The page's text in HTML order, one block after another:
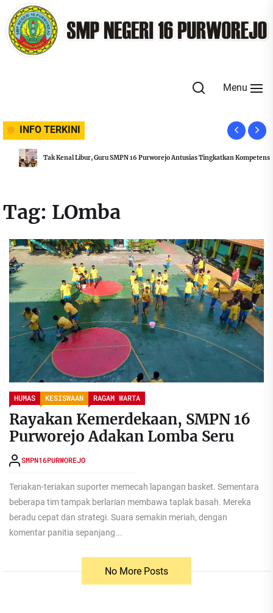
the
content
Menu
INFO TERKINI
Tak Kenal Libur, Guru SMPN 16 Purworejo Antusias Tingkatkan Kompetensi
Tag: LOmba
HUMAS KESISWAAN RAGAM WARTA
Rayakan Kemerdekaan, SMPN 16
Purworejo Adakan Lomba Seru
SMPN16PURWOREJO
Teriakan-teriakan suporter memecah lapangan basket. Sementara
beberapa tim tampak berlarian membawa taplak basah. Mereka
beradu cepat dan strategi. Suara semakin meriah, dengan
komentar panitia sepanjang...
No More Posts